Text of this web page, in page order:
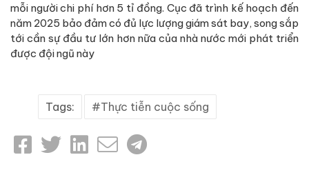
mỗi người chi phí hơn 5 tỉ đồng. Cục đã trình kế hoạch đến
năm 2025 bảo đảm có đủ lực lượng giám sát bay, song sắp
tới cần sự đầu tư lớn hơn nữa của nhà nước mới phát triển
được đội ngũ này
Tags: Thực tiễn cuộc sống